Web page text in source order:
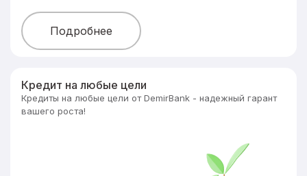
Подробнее
Кредит на любые цели
Кредиты на любые цели от DemirBank - надежный гарант
вашего роста!